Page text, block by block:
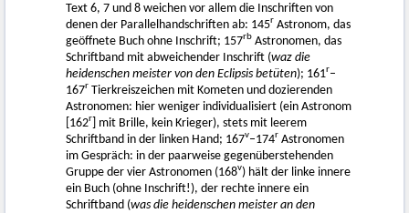
Text 6, 7 und 8 weichen vor allem die Inschriften von
denen der Parallelhandschriften ab: 145r Astronom, das
geöffnete Buch ohne Inschrift; 157rb Astronomen, das
Schriftband mit abweichender Inschrift (waz die
heidenschen meister von den Eclipsis betüten); 161r–
167r Tierkreiszeichen mit Kometen und dozierenden
Astronomen: hier weniger individualisiert (ein Astronom
[162r
] mit Brille, kein Krieger), stets mit leerem
Schriftband in der linken Hand; 167v–174r Astronomen
im Gespräch: in der paarweise gegenüberstehenden
Gruppe der vier Astronomen (168v) hält der linke innere
ein Buch (ohne Inschrift!), der rechte innere ein
Schriftband (was die heidenschen meister an den